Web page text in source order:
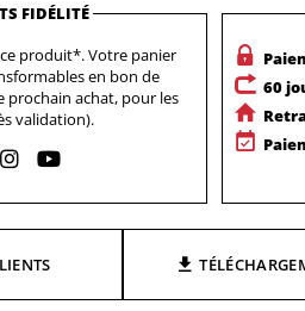
FIDÉLITÉ
produit*. Votre panier
en bon de
achat, pour les
validation).
60